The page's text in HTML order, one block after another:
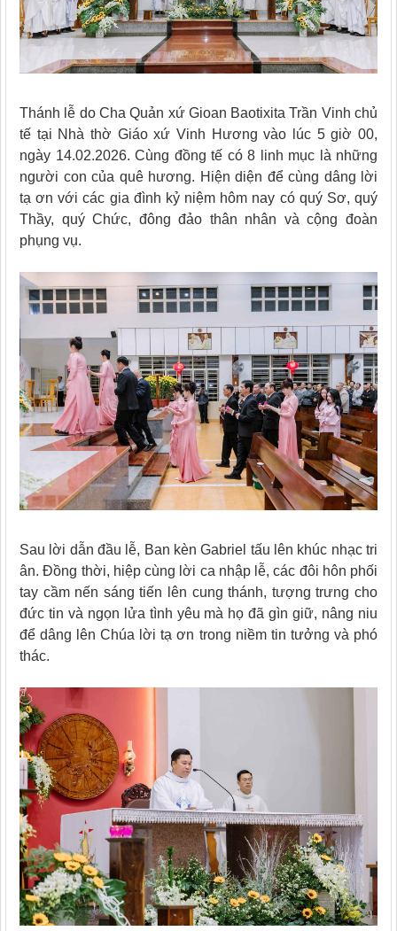
Thánh lễ do Cha Quản xứ Gioan Baotixita Trần Vinh chủ
tế tại Nhà thờ Giáo xứ Vinh Hương vào lúc 5 giờ 00,
ngày 14.02.2026. Cùng đồng tế có 8 linh mục là những
người con của quê hương. Hiện diện để cùng dâng lời
tạ ơn với các gia đình kỷ niệm hôm nay có quý Sơ, quý
Thầy, quý Chức, đông đảo thân nhân và cộng đoàn
phụng vụ.
Sau lời dẫn đầu lễ, Ban kèn Gabriel tấu lên khúc nhạc tri
ân. Đồng thời, hiệp cùng lời ca nhập lễ, các đôi hôn phối
tay cầm nến sáng tiến lên cung thánh, tượng trưng cho
đức tin và ngọn lửa tình yêu mà họ đã gìn giữ, nâng niu
để dâng lên Chúa lời tạ ơn trong niềm tin tưởng và phó
thác.